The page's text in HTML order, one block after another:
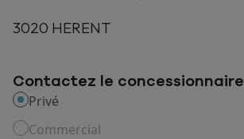
3020 HERENT
Contactez le concessionnaire
Privé
Commercial